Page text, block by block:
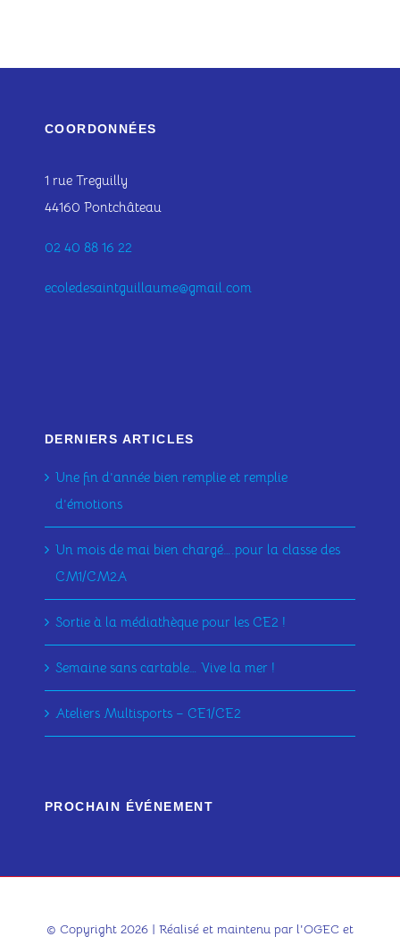
COORDONNÉES
1 rue Treguilly
44160 Pontchâteau
02 40 88 16 22
ecoledesaintguillaume@gmail.com
DERNIERS ARTICLES
Une fin d’année bien remplie et remplie
d’émotions
Un mois de mai bien chargé….pour la classe des
CM1/CM2A
Sortie à la médiathèque pour les CE2 !
Semaine sans cartable… Vive la mer !
Ateliers Multisports – CE1/CE2
PROCHAIN ÉVÉNEMENT
© Copyright 2026 | Réalisé et maintenu par l'OGEC et